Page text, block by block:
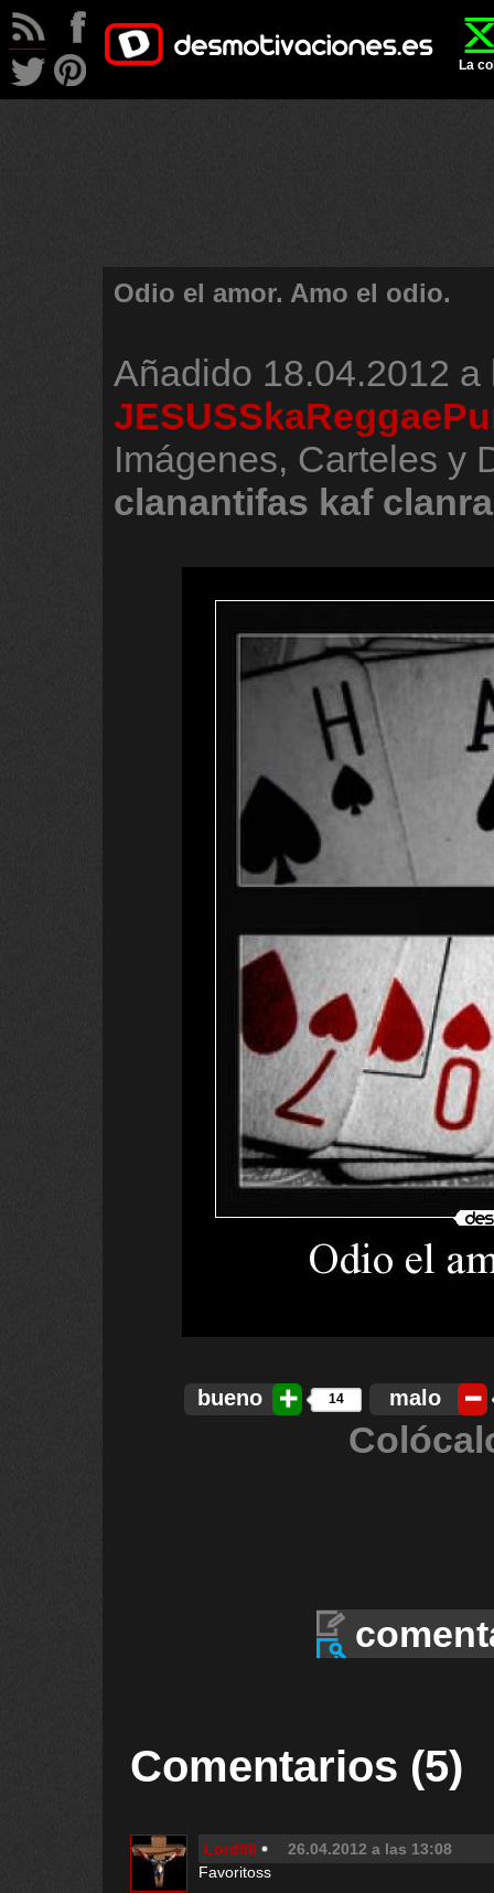
La
Odio el amor. Amo el odio.
Añadido 18.04.2012 a
Imágenes, Carteles y
clanantifas kaf
bueno 14 malo
Comentarios (5)
Lord98
26.04.2012 a las 13:08
Favoritoss